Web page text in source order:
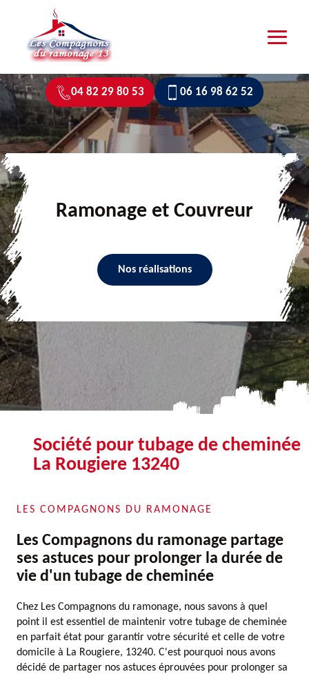
04 82 29 80 53 06 16 98 62 52
Ramonage et Couvreur
Nos réalisations
Société pour tubage de cheminée
La Rougiere 13240
LES COMPAGNONS DU RAMONAGE
Les Compagnons du ramonage partage
ses astuces pour prolonger la durée de
vie d'un tubage de cheminée
Chez Les Compagnons du ramonage, nous savons à quel
point il est essentiel de maintenir votre tubage de cheminée
en parfait état pour garantir votre sécurité et celle de votre
domicile à La Rougiere, 13240. C'est pourquoi nous avons
décidé de partager nos astuces éprouvées pour prolonger sa